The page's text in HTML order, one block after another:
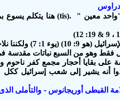
هنا يتكلم
(2) "شَجَرَةُ تِينٍ". شجرة التين كانت
فقط وهو من السبع نباتات مقدسة
على بقايا أحجار مجمع كفر ناحوم
أنه يشير إلى شعب إسرائيل ككل
القبطى أوريجانوس - والتأملى